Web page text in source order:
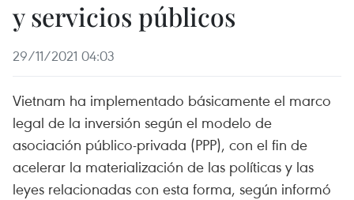
y servicios públicos
29/11/2021 04:03
Vietnam ha implementado básicamente el marco
legal de la inversión según el modelo de
asociación público-privada (PPP), con el fin de
acelerar la materialización de las políticas y las
leyes relacionadas con esta forma, según informó